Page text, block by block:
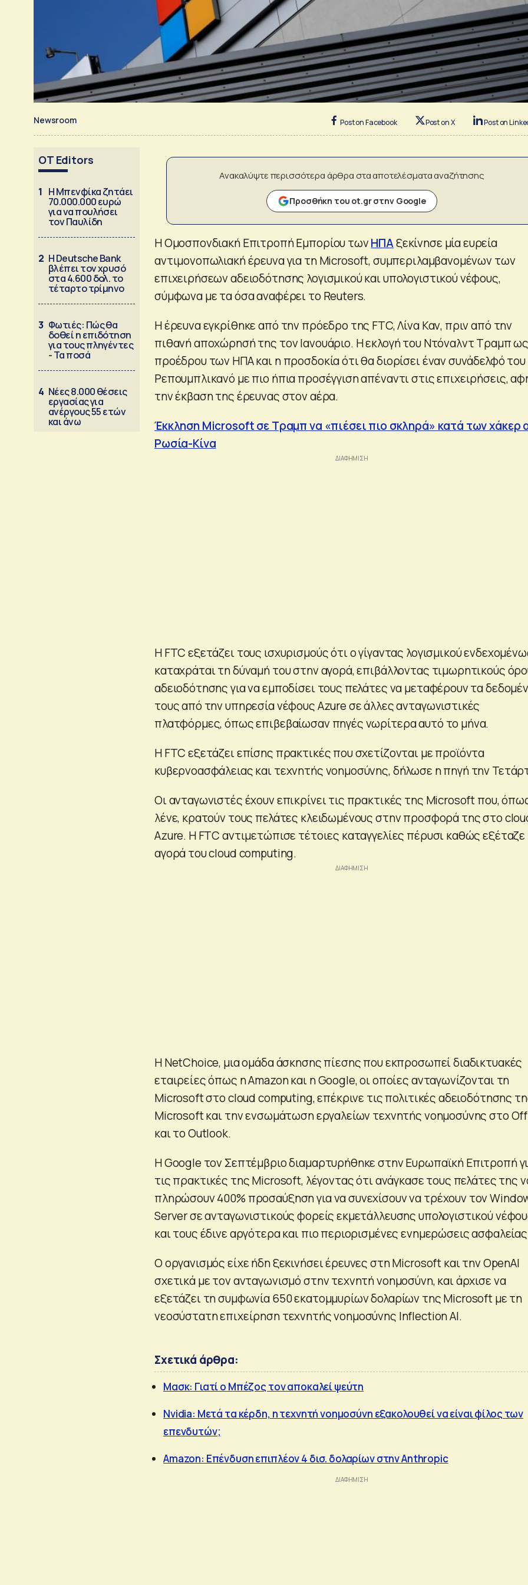
Newsroom Post on Facebook Post on X Post on
OT Editors
1 Η Μπενφίκα ζητάει
70.000.000 ευρώ
για να πουλήσει
τον Παυλίδη
2 Η Deutsche Bank
βλέπει τον χρυσό
στα 4.600 δολ. το
τέταρτο τρίμηνο
3 Φωτιές: Πώς θα
δοθεί η επιδότηση
για τους πληγέντες
- Τα ποσά
4 Νέες 8.000 θέσεις
εργασίας για
ανέργους 55 ετών
και άνω
Ανακαλύψτε περισσότερα άρθρα στα αποτελέσματα αναζήτησης
Προσθήκη του ot.gr στην Google
Η Ομοσπονδιακή Επιτροπή Εμπορίου τωνΗΠΑξεκίνησε μία ευρεία
αντιμονοπωλιακή έρευνα για τη Microsoft, συμπεριλαμβανομένων των
επιχειρήσεων αδειοδότησης λογισμικού και υπολογιστικού νέφους,
σύμφωνα με τα όσα αναφέρει το Reuters.
Η έρευνα εγκρίθηκε από την πρόεδρο της FTC, Λίνα Καν, πριν από την
πιθανή αποχώρησή της τον Ιανουάριο. Η εκλογή του Ντόναλντ Τραμπ ως
προέδρου των ΗΠΑ και η προσδοκία ότι θα διορίσει έναν συνάδελφό του
Ρεπουμπλικανό με πιο ήπια προσέγγιση απέναντι στις επιχειρήσεις,
την έκβαση της έρευνας στον αέρα.
Έκκληση Microsoft σε Τραμπ να «πιέσει πιο σκληρά» κατά των χάκερ
Ρωσία-Κίνα
Η FTC εξετάζει τους ισχυρισμούς ότι ο γίγαντας λογισμικού
καταχράται τη δύναμή του στην αγορά, επιβάλλοντας τιμωρητικούς
αδειοδότησης για να εμποδίσει τους πελάτες να μεταφέρουν τα
τους από την υπηρεσία νέφους Azure σε άλλες ανταγωνιστικές
πλατφόρμες, όπως επιβεβαίωσαν πηγές νωρίτερα αυτό το μήνα.
Η FTC εξετάζει επίσης πρακτικές που σχετίζονται με προϊόντα
κυβερνοασφάλειας και τεχνητής νοημοσύνης, δήλωσε η πηγή την
Οι ανταγωνιστές έχουν επικρίνει τις πρακτικές της Microsoft που,
λένε, κρατούν τους πελάτες κλειδωμένους στην προσφορά της στο
Azure. Η FTC αντιμετώπισε τέτοιες καταγγελίες πέρυσι καθώς εξέταζε
αγορά του cloud computing.
Η NetChoice, μια ομάδα άσκησης πίεσης που εκπροσωπεί διαδικτυακές
εταιρείες όπως η Amazon και η Google, οι οποίες ανταγωνίζονται τη
Microsoft στο cloud computing, επέκρινε τις πολιτικές αδειοδότησης
Microsoft και την ενσωμάτωση εργαλείων τεχνητής νοημοσύνης στο
και το Outlook.
Η Google τον Σεπτέμβριο διαμαρτυρήθηκε στην Ευρωπαϊκή Επιτροπή
τις πρακτικές της Microsoft, λέγοντας ότι ανάγκασε τους πελάτες της
πληρώσουν 400% προσαύξηση για να συνεχίσουν να τρέχουν τον
Server σε ανταγωνιστικούς φορείς εκμετάλλευσης υπολογιστικού
και τους έδινε αργότερα και πιο περιορισμένες ενημερώσεις
Ο οργανισμός είχε ήδη ξεκινήσει έρευνες στη Microsoft και την OpenAI
σχετικά με τον ανταγωνισμό στην τεχνητή νοημοσύνη, και άρχισε να
εξετάζει τη συμφωνία 650 εκατομμυρίων δολαρίων της Microsoft με τη
νεοσύστατη επιχείρηση τεχνητής νοημοσύνης Inflection AI.
Σχετικά άρθρα:
Μασκ: Γιατί ο Μπέζος τον αποκαλεί ψεύτη
Nvidia: Μετά τα κέρδη, η τεχνητή νοημοσύνη εξακολουθεί να είναι φίλος των
επενδυτών;
Amazon: Επένδυση επιπλέον 4 δισ. δολαρίων στην Anthropic